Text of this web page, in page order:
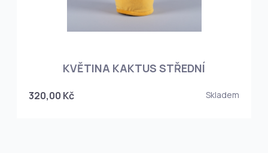
KVĚTINA KAKTUS STŘEDNÍ
320,00 Kč Skladem